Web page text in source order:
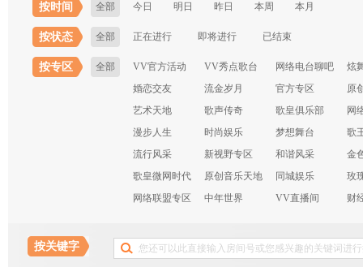
按时间 全部 今日 明日 昨日 本周 本月
按状态 全部 正在进行 即将进行 已结束
按专区 全部 VV官方活动 VV秀点歌台 网络电台聊吧
炫
婚恋交友
流金岁月 官方专区
原
艺术天地
歌声传奇 歌皇俱乐部
网
漫步人生
时尚娱乐 梦想舞台
歌
流行风采
新视野专区 和谐风采
金
歌皇微网时代
原创音乐天地 同城娱乐
玫
网络联盟专区
中年世界 VV直播间
财
按关键字